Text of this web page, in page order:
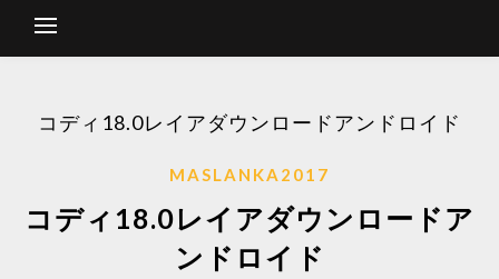
コディ18.0レイアダウンロードアンドロイド
MASLANKA2017
コディ18.0レイアダウンロードア
ンドロイド